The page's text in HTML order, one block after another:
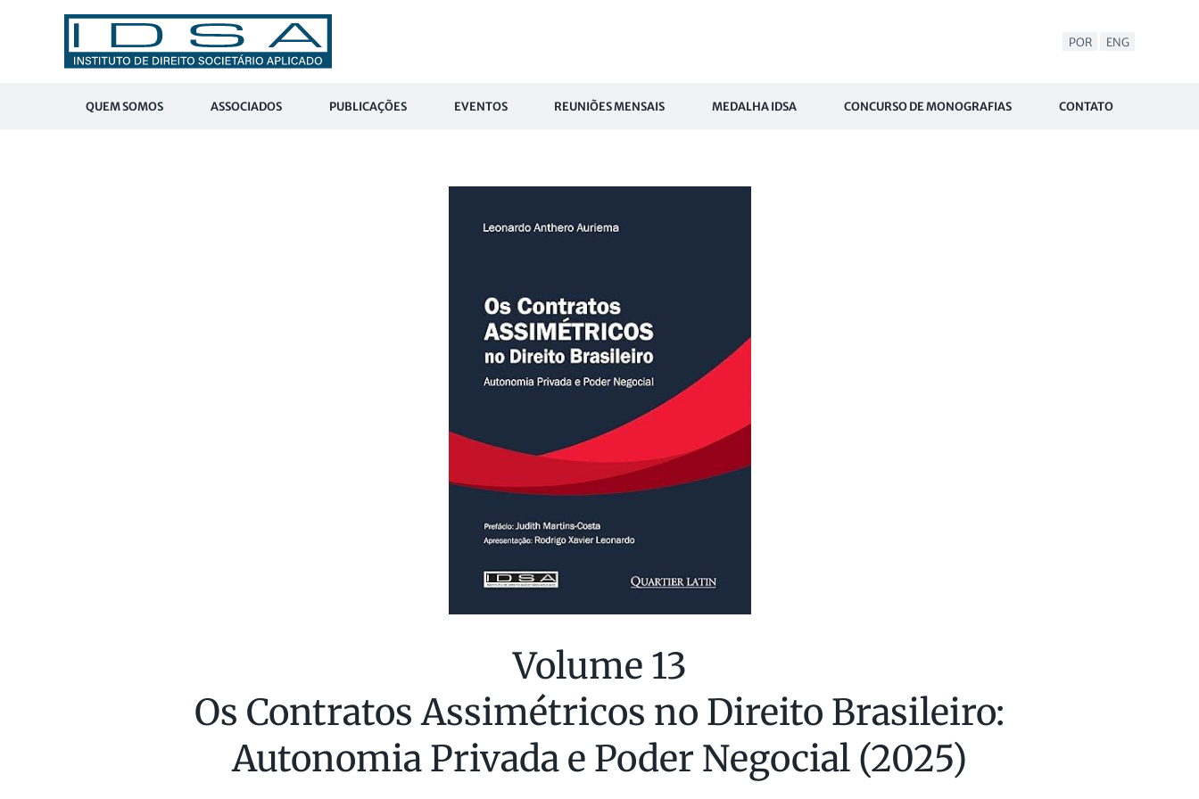
POR ENG
QUEM SOMOS ASSOCIADOS PUBLICAÇÕES EVENTOS REUNIÕES MENSAIS MEDALHA IDSA CONCURSO DE MONOGRAFIAS CONTATO
Volume 13
Os Contratos Assimétricos no Direito Brasileiro:
Autonomia Privada e Poder Negocial (2025)